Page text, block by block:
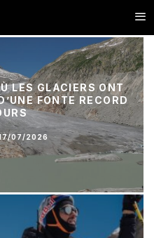
LES GLACIERS ONT
FONTE RECORD
07/2026